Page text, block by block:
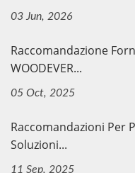
03 Jun, 2026
Raccomandazione
WOODEVER...
05 Oct, 2025
Raccomandazioni Per
Soluzioni...
11 Sep, 2025